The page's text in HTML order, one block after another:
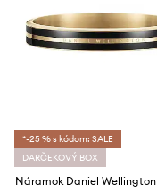
*-25 % s kódom: SALE
DARČEKOVÝ BOX
Náramok Daniel Wellington